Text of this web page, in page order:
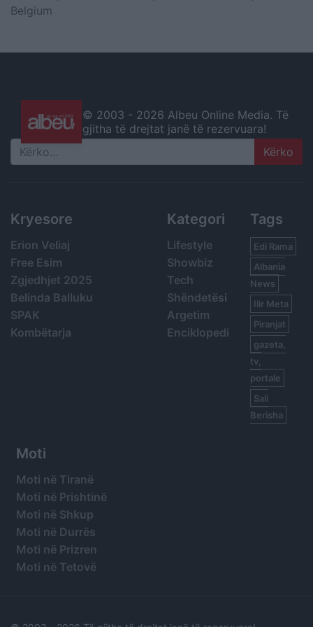
Belgium
© 2003 - 2026 Albeu Online Media. Të
gjitha të drejtat janë të rezervuara!
Search
Kryesore
Erion Veliaj
Free Esim
Zgjedhjet 2025
Belinda Balluku
SPAK
Kombëtarja
Kategori
Lifestyle
Showbiz
Tech
Shëndetësi
Argetim
Enciklopedi
Tags
Edi Rama
Albania
News
Ilir Meta
Piranjat
gazeta,
tv,
portale
Sali
Berisha
Moti
Moti në Tiranë
Moti në Prishtinë
Moti në Shkup
Moti në Durrës
Moti në Prizren
Moti në Tetovë